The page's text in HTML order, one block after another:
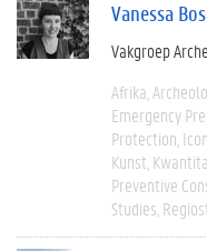
Vanessa
Vakgroep
Afrika
Emergency
Protection
Kunst
Preventive
Studies